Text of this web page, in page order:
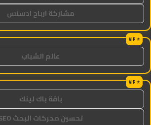
مشاركة ارباح ادسنس
عالم الشباب
باقة باك لينك
تحسين محركات البحث SEO